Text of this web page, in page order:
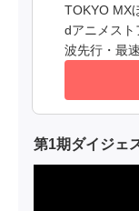
TOKYO MX
dアニメスト
波先行・最
第1期ダイジェ